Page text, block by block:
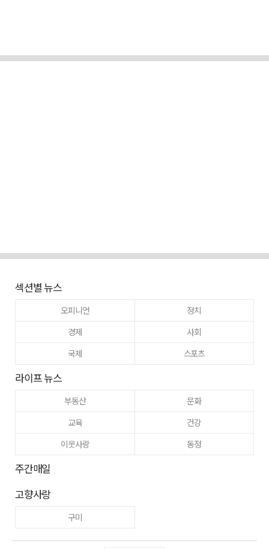
섹션별 뉴스
오피니언
정치
경제
사회
국제
스포츠
라이프 뉴스
부동산
문화
교육
건강
이웃사랑
동정
주간매일
고향사랑
구미